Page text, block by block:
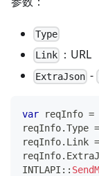
Type
Link
：URL
ExtraJson -
var reqInfo =
reqInfo.Type =
reqInfo. Link =
reqInfo.
INTLAPI ::